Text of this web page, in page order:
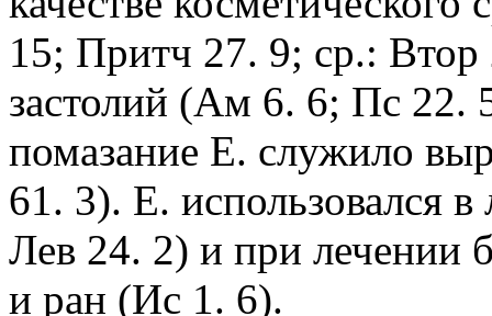
15; Притч 27. 9; ср.:
застолий (Ам 6. 6; Пс 22.
помазание Е. служило
61. 3). Е. использовался
Лев 24. 2) и при лечении
и ран (Ис 1. 6).